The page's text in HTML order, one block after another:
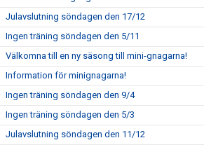
Julavslutning söndagen den 17/12
Ingen träning söndagen den 5/11
Välkomna till en ny säsong till mini-gnagarna!
Information för minignagarna!
Ingen träning söndagen den 9/4
Ingen träning söndagen den 5/3
Julavslutning söndagen den 11/12